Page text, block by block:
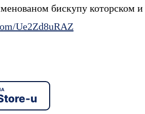
бискупу которском и
Ue2Zd8uRAZ
u